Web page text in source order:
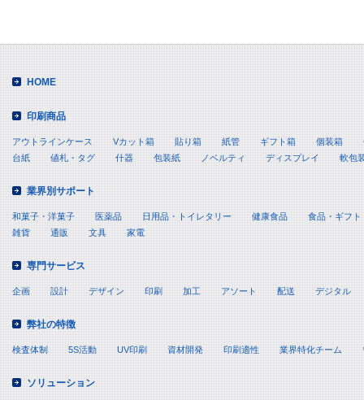
HOME
印刷商品
アウトラインケース Vカット箱 貼り箱 紙管 ギフト箱 個装箱
台紙
値札・タグ 什器 包装紙 ノベルティ ディスプレイ 軟包
業界別サポート
和菓子・洋菓子 医薬品 日用品・トイレタリー 健康食品
食品・ギフト
雑貨
通販 文具 家電
専門サービス
企画 設計 デザイン 印刷 加工 アソート 配送 デジタル
弊社の特徴
検査体制 5S活動 UV印刷 資材開発 印刷適性 業界特化チーム
ソリューション